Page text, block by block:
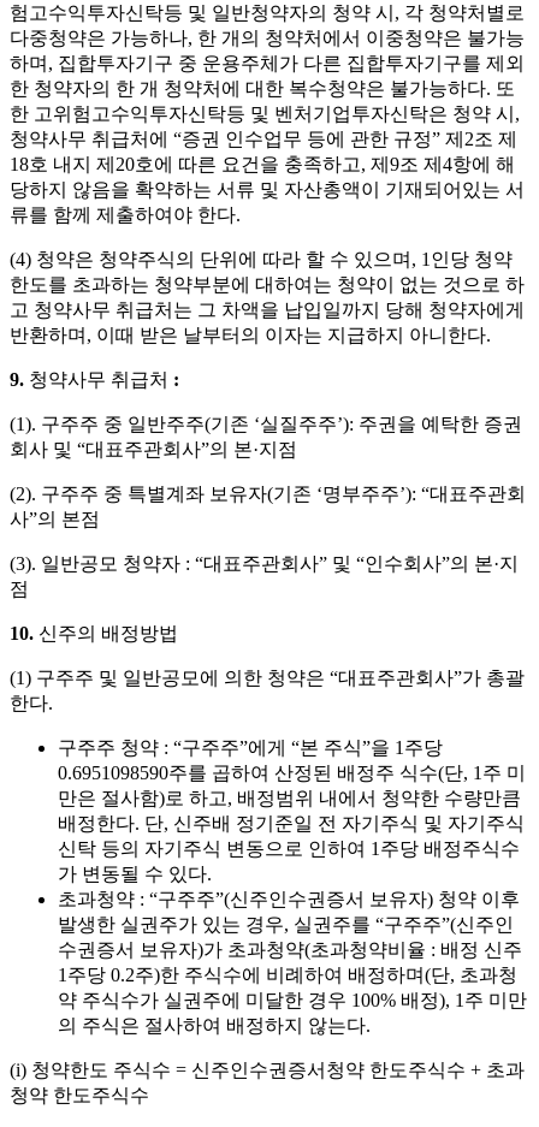
험고수익투자신탁등 및 일반청약자의 청약 시 , 각 청약처별로
다중청약은 가능하나, 한 개의 청약처에서 이중청약은 불가능
하며 , 집합투자기구 중 운용주체가 다른 집합투자기구를 제외
한 청약자의 한 개 청약처에 대한 복수청약은 불가능하다. 또
한 고위험고수익투자신탁등 및 벤처기업투자신탁은 청약 시 ,
청약사무 취급처에 “증권 인수업무 등에 관한 규정” 제 2조 제
18호 내지 제 20호에 따른 요건을 충족하고, 제 9조 제 4항에 해
당하지 않음을 확약하는 서류 및 자산총액이 기재되어있는 서
류를 함께 제출하여야 한다.
(4) 청약은 청약주식의 단위에 따라 할 수 있으며 , 1 인당 청약
한도를 초과하는 청약부분에 대하여는 청약이 없는 것으로 하
고 청약사무 취급처는 그 차액을 납입일까지 당해 청약자에게
반환하며 , 이때 받은 날부터의 이자는 지급하지 아니한다.
9. 청약사무 취급처 :
(1). 구주주 중 일반주주(기존 ‘실질주주’): 주권을 예탁한 증권
회사 및 “대표주관회사”의 본·지점
(2). 구주주 중 특별계좌 보유자(기존 ‘명부주주’): “대표주관회
사”의 본점
(3). 일반공모 청약자 : “대표주관회사” 및 “인수회사”의 본·지
점
10. 신주의 배정방법
(1) 구주주 및 일반공모에 의한 청약은 “대표주관회사”가 총괄
한다.
구주주 청약 : “구주주”에게 “본 주식”을 1 주당
0.6951098590주를 곱하여 산정된 배정주 식수(단, 1 주 미
만은 절사함)로 하고, 배정범위 내에서 청약한 수량만큼
배정한다. 단, 신주배 정기준일 전 자기주식 및 자기주식
신탁 등의 자기주식 변동으로 인하여 1 주당 배정주식수
가 변동될 수 있다.
초과청약 : “구주주”(신주인수권증서 보유자) 청약 이후
발생한 실권주가 있는 경우, 실권주를 “구주주”(신주인
수권증서 보유자)가 초과청약(초과청약비율 : 배정 신주
1 주당 0.2주)한 주식수에 비례하여 배정하며(단, 초과청
약 주식수가 실권주에 미달한 경우 100% 배정), 1 주 미만
의 주식은 절사하여 배정하지 않는다.
(i) 청약한도 주식수 = 신주인수권증서청약 한도주식수 + 초과
청약 한도주식수